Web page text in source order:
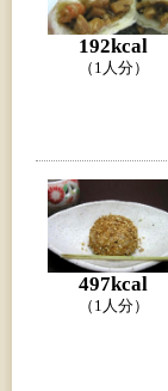
192kcal
（1人分）
497kcal
（1人分）